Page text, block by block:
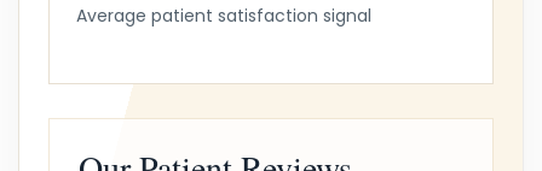
Average patient satisfaction signal